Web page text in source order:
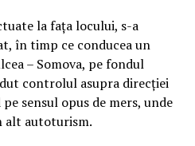
la fața locului, s-a
în timp ce conducea un
– Somova, pe fondul
controlul asupra direcției
sensul opus de mers, unde
alt autoturism.